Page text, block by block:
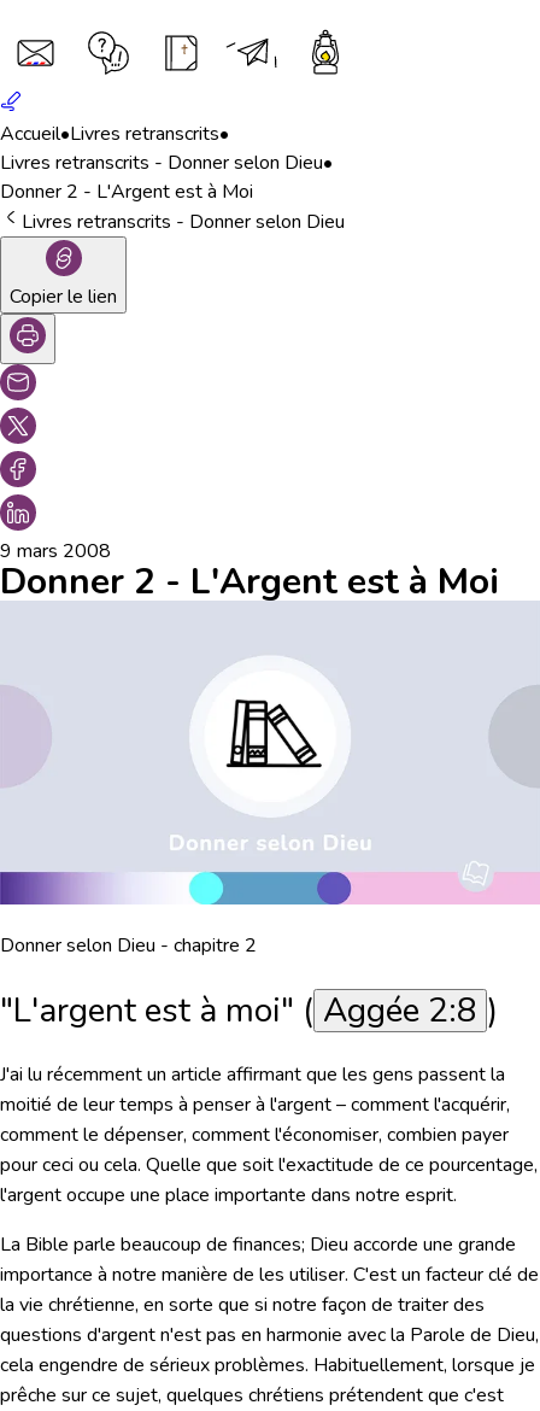
Accueil•Livres retranscrits•
Livres retranscrits - Donner selon Dieu•
Donner 2 - L'Argent est à Moi
Livres retranscrits - Donner selon Dieu
Copier le lien
9 mars 2008
Donner 2 - L'Argent est à Moi
Donner selon Dieu - chapitre 2
"L'argent est à moi" ( Aggée 2:8 )
J'ai lu récemment un article affirmant que les gens passent la
moitié de leur temps à penser à l'argent – comment l'acquérir,
comment le dépenser, comment l'économiser, combien payer
pour ceci ou cela. Quelle que soit l'exactitude de ce pourcentage,
l'argent occupe une place importante dans notre esprit.
La Bible parle beaucoup de finances; Dieu accorde une grande
importance à notre manière de les utiliser. C'est un facteur clé de
la vie chrétienne, en sorte que si notre façon de traiter des
questions d'argent n'est pas en harmonie avec la Parole de Dieu,
cela engendre de sérieux problèmes. Habituellement, lorsque je
prêche sur ce sujet, quelques chrétiens prétendent que c'est